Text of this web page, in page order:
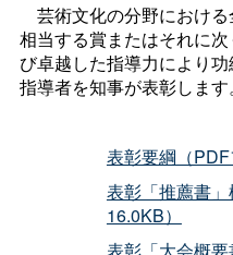
芸術文化の分野におけ
相当する賞またはそれに
び卓越した指導力により
指導者を知事が表彰します。
表彰要綱（
表彰「推薦書
16.0KB）
表彰「大会概